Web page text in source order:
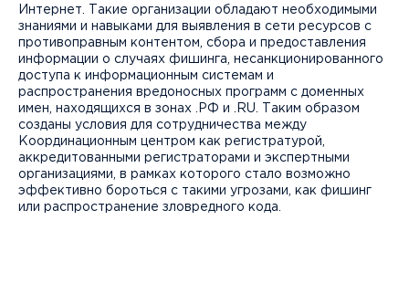
Интернет. Такие организации обладают необходимыми
знаниями и навыками для выявления в сети ресурсов с
противоправным контентом, сбора и предоставления
информации о случаях фишинга, несанкционированного
доступа к информационным системам и
распространения вредоносных программ с доменных
имен, находящихся в зонах .РФ и .RU. Таким образом
созданы условия для сотрудничества между
Координационным центром как регистратурой,
аккредитованными регистраторами и экспертными
организациями, в рамках которого стало возможно
эффективно бороться с такими угрозами, как фишинг
или распространение зловредного кода.